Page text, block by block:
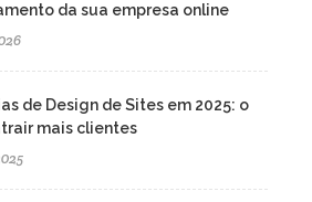
da sua empresa online
de Design de Sites em 2025: o
mais clientes